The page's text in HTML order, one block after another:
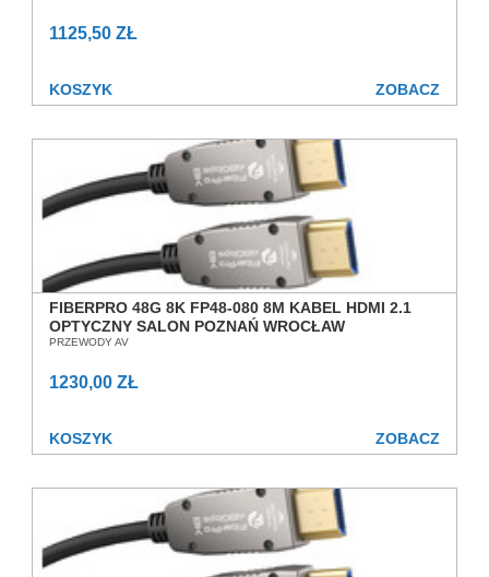
1125,50 ZŁ
KOSZYK ZOBACZ
FIBERPRO 48G 8K FP48-080 8M KABEL HDMI 2.1
OPTYCZNY SALON POZNAŃ WROCŁAW
PRZEWODY AV
1230,00 ZŁ
KOSZYK ZOBACZ